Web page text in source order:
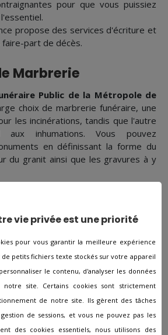
pour que vous puissiez
propose des services d'écriture et
part de décès.
Marbrerie
Public de la Métropole de
choix de marbrerie funéraire, une
les incinérations, tandis que l'autre
aux inhumations. Vous pouvez
en définissant la forme du
du granit ainsi que les gravures à y
selon la société de pompes
du lieu des funérailles, des
Certaines prestations sont
ou l'inhumation. En moyenne en
coutent aux abords des 3 900 €
vie privée est une priorité
pour vous garantir la meilleure expérience
de petits fichiers texte stockés sur votre appareil
le contenu, d'analyser les données
site. Certains cookies sont strictement
de notre site. Ils gèrent des tâches
de sessions, et vous ne pouvez pas les
des cookies essentiels, nous utilisons des